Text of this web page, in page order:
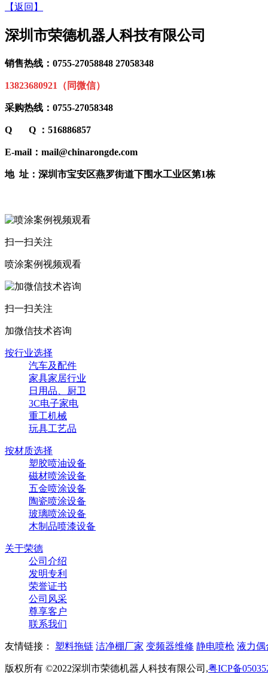
【返回】
深圳市荣德机器人科技有限公司
销售热线：0755-27058848 27058348
13823680921（同微信）
采购热线：0755-27058348
Q Q ：516886857
E-mail：mail@chinarongde.com
地 址：深圳市宝安区燕罗街道下围水工业区第1栋
扫一扫关注
喷涂案例视频观看
扫一扫关注
加微信技术咨询
按行业选择
汽车及配件
家具家居行业
日用品、厨卫
3C电子家电
重工机械
玩具工艺品
按材质选择
塑胶喷油设备
磁材喷涂设备
五金喷涂设备
陶瓷喷涂设备
玻璃喷涂设备
木制品喷漆设备
关于荣德
公司介绍
发明专利
荣誉证书
公司风采
尊享客户
联系我们
友情链接： 塑料拖链 洁净棚厂家 变频器维修 静电喷枪 液力偶
版权所有 ©2022深圳市荣德机器人科技有限公司,粤ICP备